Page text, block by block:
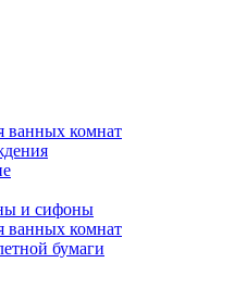
ванных комнат
и сифоны
ванных комнат
бумаги